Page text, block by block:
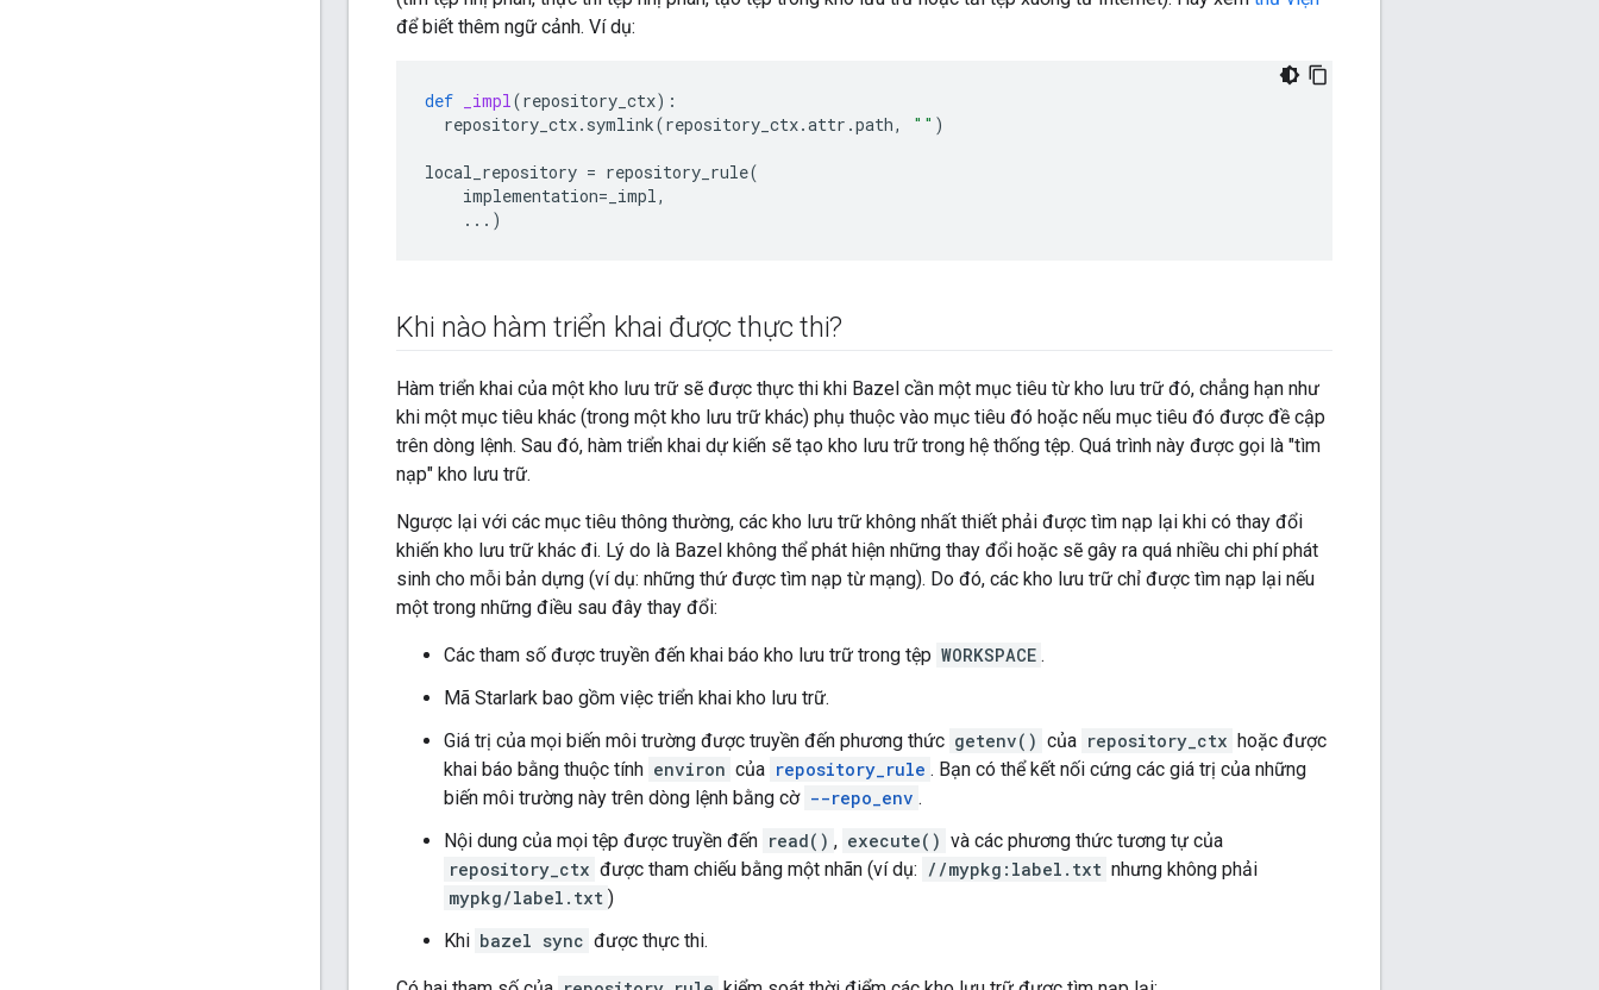
để biết thêm ngữ cảnh. Ví dụ:
def _impl(repository_ctx):
repository_ctx. symlink(repository_ctx.attr .path, "" )
local_repository = repository_rule(
implementation= _impl,
... )
Khi nào hàm triển khai được thực thi?
Hàm triển khai của một kho lưu trữ sẽ được thực thi khi Bazel cần một mục tiêu từ kho lưu trữ đó, chẳng hạn như
khi một mục tiêu khác (trong một kho lưu trữ khác) phụ thuộc vào mục tiêu đó hoặc nếu mục tiêu đó được đề cập
trên dòng lệnh. Sau đó, hàm triển khai dự kiến sẽ tạo kho lưu trữ trong hệ thống tệp. Quá trình này được gọi là "tìm
nạp" kho lưu trữ.
Ngược lại với các mục tiêu thông thường, các kho lưu trữ không nhất thiết phải được tìm nạp lại khi có thay đổi
khiến kho lưu trữ khác đi. Lý do là Bazel không thể phát hiện những thay đổi hoặc sẽ gây ra quá nhiều chi phí phát
sinh cho mỗi bản dựng (ví dụ: những thứ được tìm nạp từ mạng). Do đó, các kho lưu trữ chỉ được tìm nạp lại nếu
một trong những điều sau đây thay đổi:
Các tham số được truyền đến khai báo kho lưu trữ trong tệp WORKSPACE .
Mã Starlark bao gồm việc triển khai kho lưu trữ.
Giá trị của mọi biến môi trường được truyền đến phương thức getenv() của repository_ctx hoặc được
khai báo bằng thuộc tính environ của repository_rule . Bạn có thể kết nối cứng các giá trị của những
biến môi trường này trên dòng lệnh bằng cờ --repo_env .
Nội dung của mọi tệp được truyền đến read() , execute() và các phương thức tương tự của
repository_ctx được tham chiếu bằng một nhãn (ví dụ: //mypkg:label.txt nhưng không phải
mypkg/label.txt )
Khi bazel sync được thực thi.